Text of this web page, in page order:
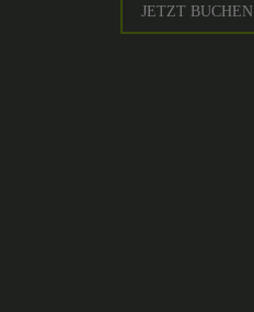
JETZT BUCHEN